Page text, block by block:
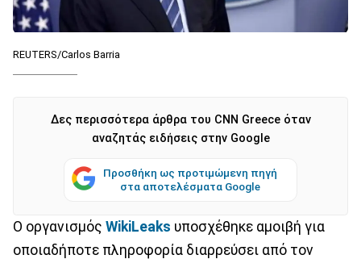
REUTERS/Carlos Barria
Δες περισσότερα άρθρα του CNN Greece όταν
αναζητάς ειδήσεις στην Google
Προσθήκη ως προτιμώμενη πηγή
στα αποτελέσματα Google
Ο οργανισμός WikiLeaks υποσχέθηκε αμοιβή για
οποιαδήποτε πληροφορία διαρρεύσει από τον